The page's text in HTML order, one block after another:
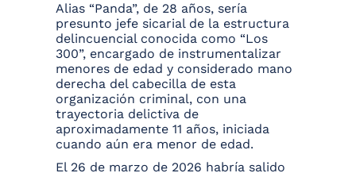
Alias “Panda”, de 28 años, sería
presunto jefe sicarial de la estructura
delincuencial conocida como “Los
300”, encargado de instrumentalizar
menores de edad y considerado mano
derecha del cabecilla de esta
organización criminal, con una
trayectoria delictiva de
aproximadamente 11 años, iniciada
cuando aún era menor de edad.
El 26 de marzo de 2026 habría salido